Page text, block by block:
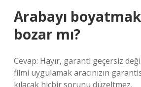
Arabayı
bozar mı?
Cevap: Hayır, garanti geçersiz
filmi uygulamak aracınızın
kılacak hiçbir sorunu düzeltmez.